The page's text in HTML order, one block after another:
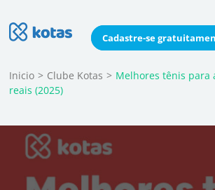
Cadastre-se
to
(Press
Enter)
Blog do Kotas
Dicas e conteúdo relevante para economizar
Inicio > Clube Kotas > Melhores tênis para
reais (2025)